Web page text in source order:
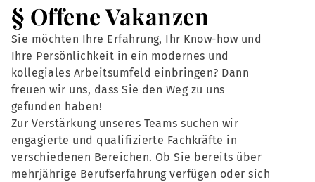
§ Offene Vakanzen
Sie möchten Ihre Erfahrung, Ihr Know-how und
Ihre Persönlichkeit in ein modernes und
kollegiales Arbeitsumfeld einbringen? Dann
freuen wir uns, dass Sie den Weg zu uns
gefunden haben!
Zur Verstärkung unseres Teams suchen wir
engagierte und qualifizierte Fachkräfte in
verschiedenen Bereichen. Ob Sie bereits über
mehrjährige Berufserfahrung verfügen oder sich